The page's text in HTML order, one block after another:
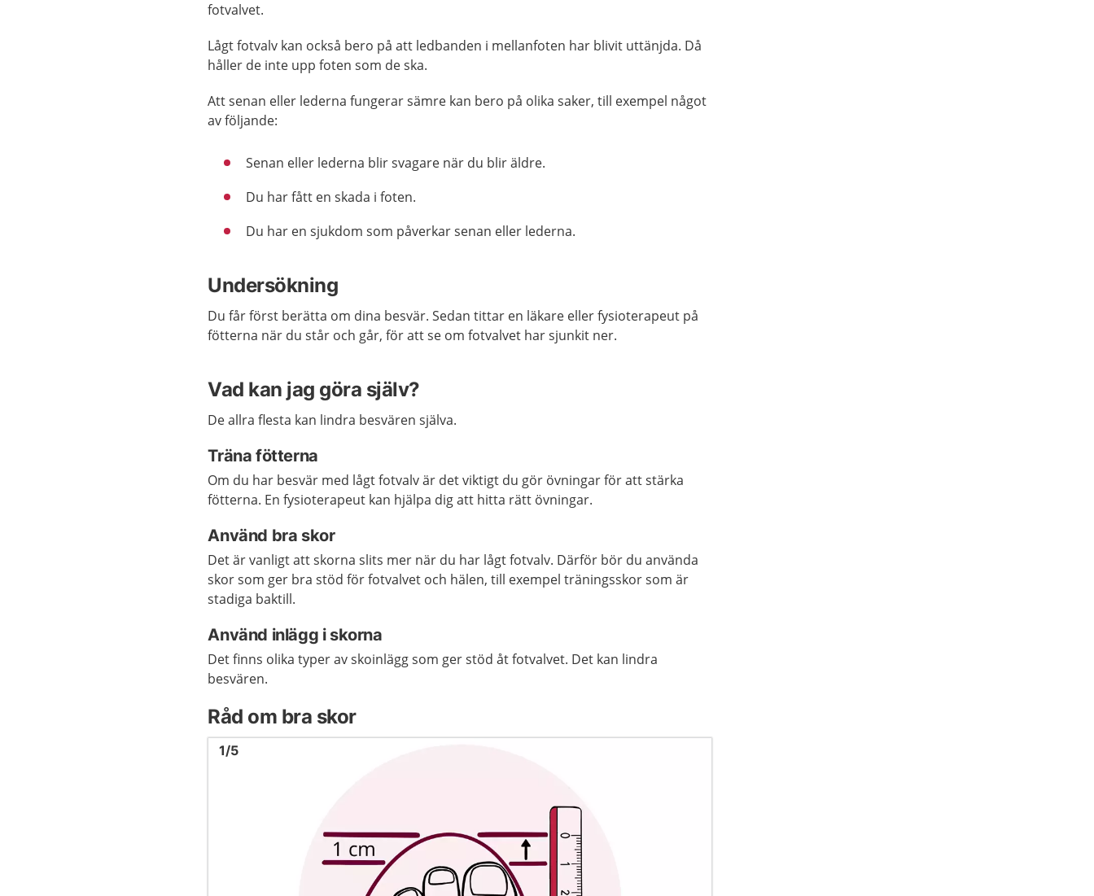
fotvalvet.
Lågt fotvalv kan också bero på att ledbanden i mellanfoten har blivit uttänjda. Då
håller de inte upp foten som de ska.
Att senan eller lederna fungerar sämre kan bero på olika saker, till exempel något
av följande:
Senan eller lederna blir svagare när du blir äldre.
Du har fått en skada i foten.
Du har en sjukdom som påverkar senan eller lederna.
Undersökning
Du får först berätta om dina besvär. Sedan tittar en läkare eller fysioterapeut på
fötterna när du står och går, för attse omfotvalvet harsjunkit ner.
Vad kan jag göra själv?
De allra flesta kan lindra besvären själva.
Träna fötterna
Om du har besvär med lågt fotvalv är det viktigt du gör övningarför att stärka
fötterna. En fysioterapeut kan hjälpa dig att hitta rätt övningar.
Använd bra skor
Det är vanligt att skorna slits mer när du har lågt fotvalv. Därför bör du använda
skor som ger bra stöd för fotvalvet och hälen, till exempel träningsskor som är
stadiga baktill.
Använd inlägg i skorna
Det finns olika typer av skoinlägg som ger stöd åt fotvalvet. Det kan lindra
besvären.
Råd om bra skor
Bild1
1/5